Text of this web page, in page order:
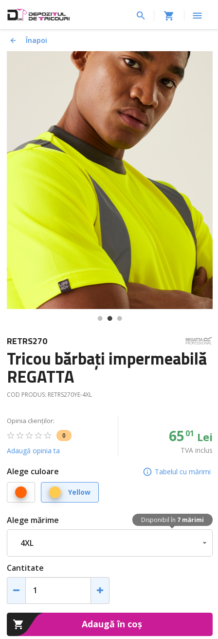
Înapoi
RETRS270
Tricou bărbați impermeabilă
REGATTA
COD PRODUS: RETRS270YE-4XL
Opinia clienților:
0
Adaugă opinia ta
6501 Lei
TVA inclus
Alege culoare Tabelul cu mărimi
Orange Yellow
Disponibil în 7 mărimi
Alege mărime
4XL
Cantitate
Adaugă în coș